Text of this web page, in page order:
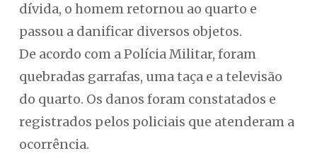
dívida, o homem retornou ao quarto e
passou a danificar diversos objetos.
De acordo com a Polícia Militar, foram
quebradas garrafas, uma taça e a televisão
do quarto. Os danos foram constatados e
registrados pelos policiais que atenderam a
ocorrência.